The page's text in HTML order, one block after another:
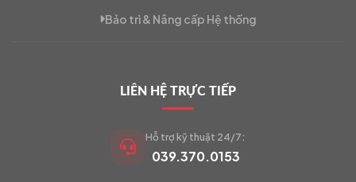
Bảo trì & Nâng cấp Hệ thống
LIÊN HỆ TRỰC TIẾP
Hỗ trợ kỹ thuật 24/7:
039.370.0153